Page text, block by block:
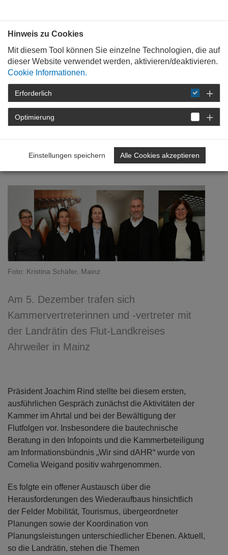
STARTSEITE DETAIL
Mit Landrätin Weigand im
Gespräch
Foto: Kristina Schäfer, Mainz
Am 5. Dezember trafen sich
Kammervertreterinnen und -vertreter mit
der Landrätin des Flut-Landkreises
Ahrweiler in Mainz
Präsident Joachim Rind stellte bei diesem ersten,
ausführlichen Gespräch zunächst die Aktivitäten der
Kammer im Ahrtal und bei der Bewältigung der
Flutfolgen vor. Insbesondere die bautechnische
Beratung in den Infopoints und die Kammerbeteiligung
am Informationsbündnis „Wir sind dAHR“ wurde von
Cornelia Weigand positiv wahrgenommen.
Es folgte ein offener Austausch über die
Herausforderungen des Wiederaufbaus hinsichtlich
der Felder Mobilität, Tourismus, übergeordneter
Planungen sowie der Koordination von
Planungsleistungen unterschiedlicher Ebenen. Aktuell,
so die Landrätin, stehen die Themen
Hinweis zu Cookies
Mit diesem Tool können Sie einzelne Technologien, die auf
dieser Website verwendet werden, aktivieren/deaktivieren.
Cookie Informationen.
Erforderlich
Optimierung
Einstellungen speichern Alle Cookies akzeptieren